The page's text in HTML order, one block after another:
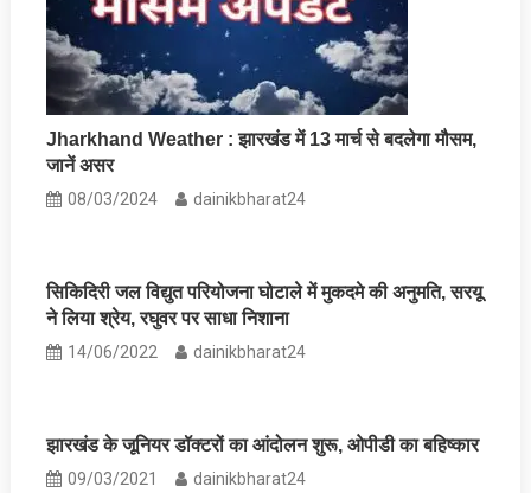
Jharkhand Weather : झारखंड में 13 मार्च से बदलेगा मौसम,
जानें असर
08/03/2024 dainikbharat24
सिकिदिरी जल विद्युत परियोजना घोटाले में मुकदमे की अनुमति, सरयू
ने लिया श्रेय, रघुवर पर साधा निशाना
14/06/2022 dainikbharat24
झारखंड के जूनियर डॉक्‍टरों का आंदोलन शुरू, ओपीडी का बहिष्‍कार
09/03/2021 dainikbharat24